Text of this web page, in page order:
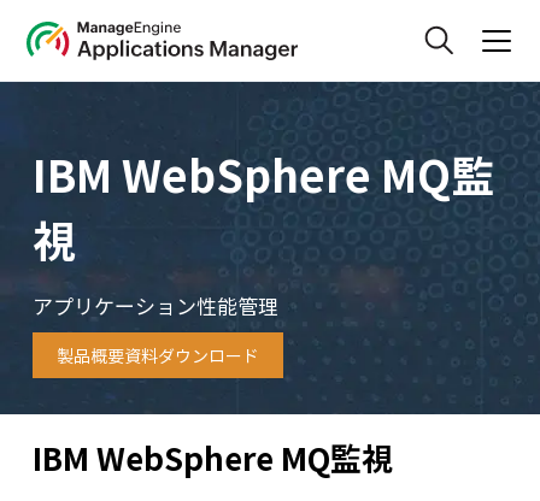
IBM WebSphere MQ監
視
アプリケーション性能管理
製品概要資料ダウンロード
IBM WebSphere MQ監視